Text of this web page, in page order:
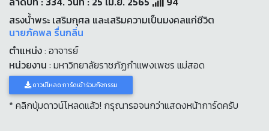
สรงน้ำพระ เสริมกุศล และเสริมความเป็นมงคลแก่ชีวิต
นายภัคพล รื่นกลิ่น
ตำแหน่ง: อาจารย์
หน่วยงาน : มหาวิทยาลัยราชภัฏกำแพงเพชร แม่สอด
ดาวน์โหลด การ์ดเข้าร่วมกิจกรรม
* คลิกปุ่มดาวน์โหลดแล้ว! กรุณารอจนกว่าแสดงหน้าการ์ดครับ